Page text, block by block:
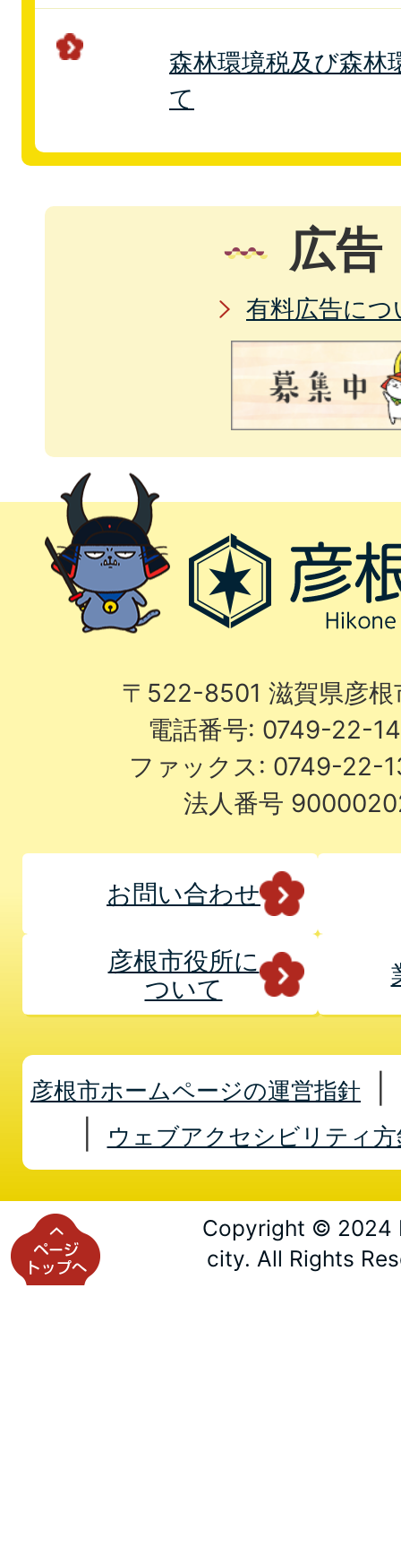
森林環境税及び森林
て
広告
有料広告につ
〒522-8501 滋賀県彦
電話番号: 0749-22-
ファックス: 0749-22-
法人番号
お問い合わせ
彦根市役所に
ついて
彦根市ホームページの運営指針
ウェブアクセシビリティ方
Copyright © 2024
city. All Rights